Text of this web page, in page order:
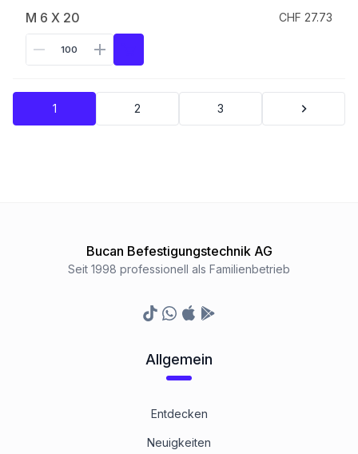
M 6 X 20 CHF 27.73
1 2 3
Bucan Befestigungstechnik AG
Seit 1998 professionell als Familienbetrieb
TikTokWhatsapp
Appstore
Google Play Store
Allgemein
Entdecken
Neuigkeiten